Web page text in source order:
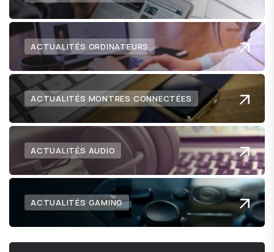
ACTUALITÉS ORDINATEURS
ACTUALITÉS MONTRES CONNECTÉES
ACTUALITÉS AUDIO
ACTUALITÉS GAMING